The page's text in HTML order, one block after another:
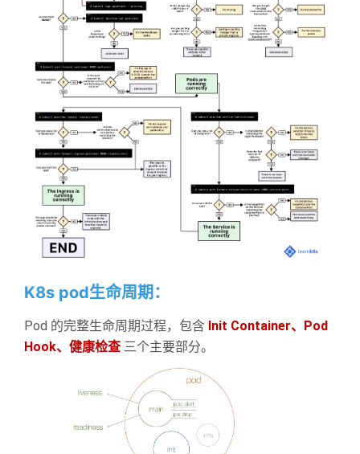
K8s pod生命周期：
Pod 的完整生命周期过程，包含 Init Container、Pod
Hook、健康检查 三个主要部分。